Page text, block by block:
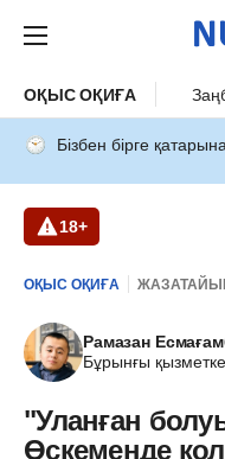
ОҚЫС ОҚИҒА
Бізбен бірге
18+
ОҚЫС ОҚИҒА
Рамазан
Бұрынғы
"Уланған
Өскеменде